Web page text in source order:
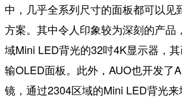
中，几乎全系列尺寸的面板都可以见
方案。其中令人印象较为深刻的产品
域Mini LED背光的32吋4K显示器，
输OLED面板。此外，AUO也开发了
镜，通过2304区域的Mini LED背光